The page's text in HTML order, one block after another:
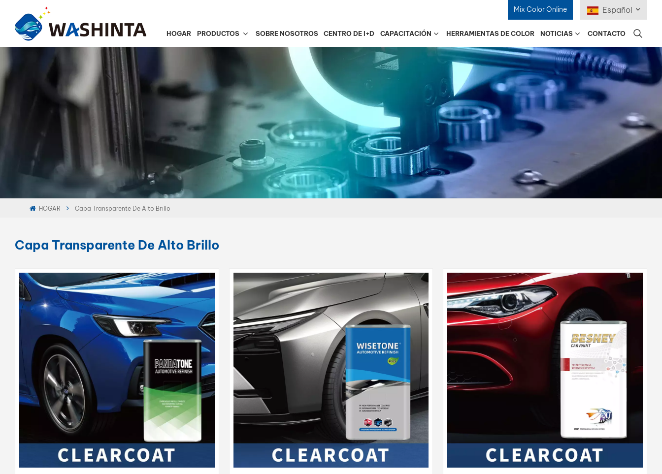
Mix Color Online Español
English
Français
Deutsch
Português
中文
HOGAR PRODUCTOS SOBRE NOSOTROS CENTRO DE I+D CAPACITACIÓN HERRAMIENTAS DE COLOR NOTICIAS CONTACTO
HOGAR Capa Transparente De Alto Brillo
Capa Transparente De Alto Brillo